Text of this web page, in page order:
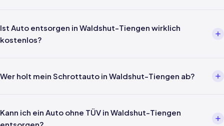
WhatsApp melden — wir kümmern uns um alles weitere inklusive
Abholung in Waldshut-Tiengen und Verwertungsnachweis nach §5
Ist Auto entsorgen in Waldshut-Tiengen wirklich
kostenlos?
AltfahrzeugV gesetzlich kostenlos. In Waldshut-Tiengen und ganz
Wer holt mein Schrottauto in Waldshut-Tiengen ab?
Tiengen — kein Drittanbieter, kein Portal. Wir holen Ihr Fahrzeug
persönlich ab.
Kann ich ein Auto ohne TÜV in Waldshut-Tiengen